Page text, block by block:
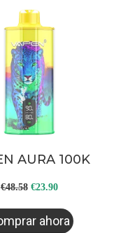
AURA 100K
€48.58 Original
price
was:
€23.90Current
price
is:
ahora